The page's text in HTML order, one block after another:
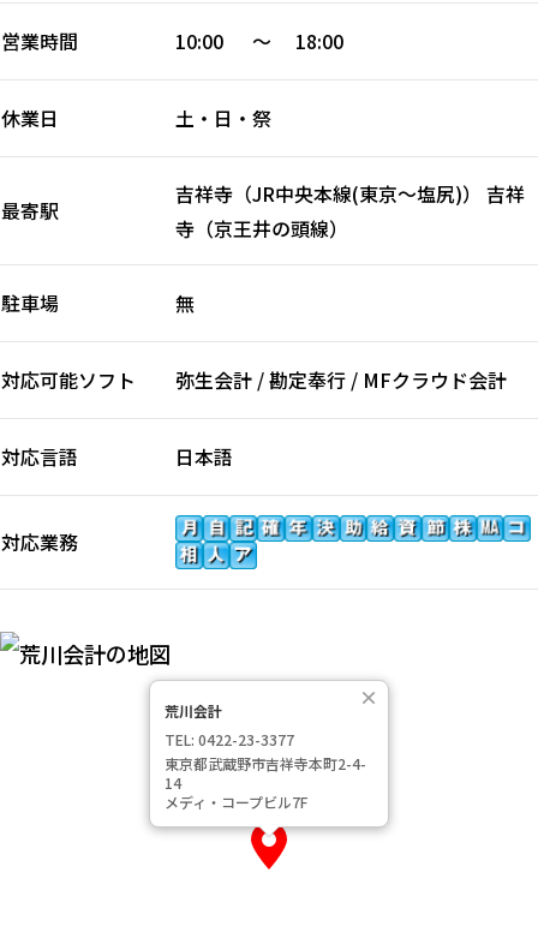
営業時間 10:00 ～ 18:00
休業日 土・日・祭
最寄駅
吉祥寺（JR中央本線(東京～塩尻)） 吉祥
寺（京王井の頭線）
駐車場 無
対応可能ソフト 弥生会計 / 勘定奉行 / MFクラウド会計
対応言語 日本語
対応業務
×
荒川会計
TEL: 0422-23-3377
東京都武蔵野市吉祥寺本町2-4-
14
メディ・コープビル7F